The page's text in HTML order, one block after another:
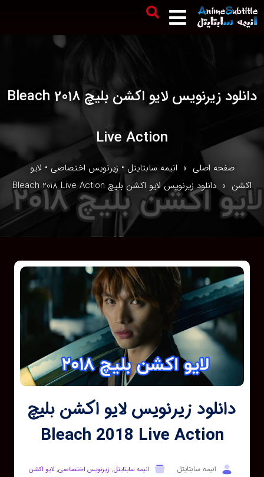
دانلود زیرنویس لایو اکشن بلیچ Bleach 2018
Live Action
صفحه اصلی » انیمه سابتایتل • زیرنویس اختصاصی • لایو
اکشن » دانلود زیرنویس لایو اکشن بلیچ Bleach 2018 Live Action
دانلود زیرنویس لایو اکشن بلیچ
Bleach 2018 Live Action
انیمه سابتایتل انیمه سابتایتل, زیرنویس اختصاصی, لایو اکشن